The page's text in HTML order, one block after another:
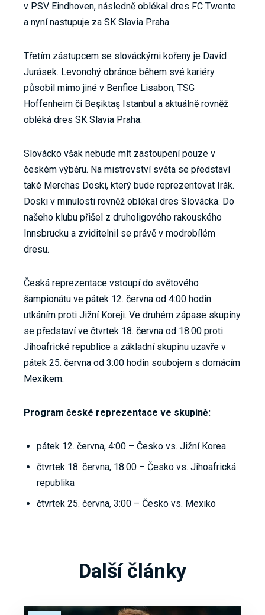
v PSV Eindhoven, následně oblékal dres FC Twente
a nyní nastupuje za SK Slavia Praha.
Třetím zástupcem se slováckými kořeny je David
Jurásek. Levonohý obránce během své kariéry
působil mimo jiné v Benfice Lisabon, TSG
Hoffenheim či Beşiktaş Istanbul a aktuálně rovněž
obléká dres SK Slavia Praha.
Slovácko však nebude mít zastoupení pouze v
českém výběru. Na mistrovství světa se představí
také Merchas Doski, který bude reprezentovat Irák.
Doski v minulosti rovněž oblékal dres Slovácka. Do
našeho klubu přišel z druholigového rakouského
Innsbrucku a zviditelnil se právě v modrobílém
dresu.
Česká reprezentace vstoupí do světového
šampionátu ve pátek 12. června od 4:00 hodin
utkáním proti Jižní Koreji. Ve druhém zápase skupiny
se představí ve čtvrtek 18. června od 18:00 proti
Jihoafrické republice a základní skupinu uzavře v
pátek 25. června od 3:00 hodin soubojem s domácím
Mexikem.
Program české reprezentace ve skupině:
pátek 12. června, 4:00 – Česko vs. Jižní Korea
čtvrtek 18. června, 18:00 – Česko vs. Jihoafrická
republika
čtvrtek 25. června, 3:00 – Česko vs. Mexiko
Další články